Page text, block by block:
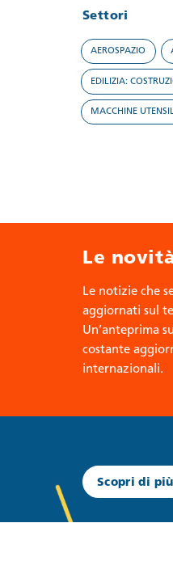
Settori
AEROSPAZIO
EDILIZIA:
MACCHINE
Le
Le notizie che
aggiornati sul
Un’anteprima
costante
internazionali.
Scopri di più